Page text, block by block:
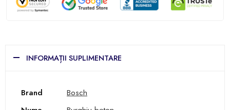
INFORMAȚII SUPLIMENTARE
Brand
Bosch